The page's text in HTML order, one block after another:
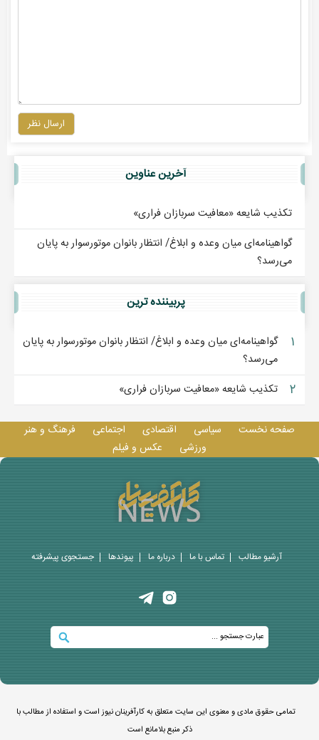
ارسال نظر
آخرين عناوين
تکذیب شایعه «معافیت سربازان فراری»
گواهینامه‌ای میان وعده و ابلاغ/ انتظار بانوان موتورسوار به پایان
می‌رسد؟
پربيننده ترين
۱
گواهینامه‌ای میان وعده و ابلاغ/ انتظار بانوان موتورسوار به پایان
می‌رسد؟
۲ تکذیب شایعه «معافیت سربازان فراری»
صفحه نخست سیاسی اقتصادی اجتماعی
فرهنگ و هنر
ورزشی
عکس و فيلم
آرشیو مطالب تماس با ما درباره ما پيوندها جستجوی پيشرفته
تمامی حقوق مادی و معنوی این سایت متعلق به کارآفرینان نیوز است و استفاده از مطالب با
ذکر منبع بلامانع است